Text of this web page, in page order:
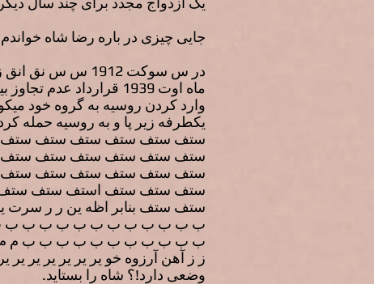
جایی چیزی در باره رضا شاه
ماه اوت 1939 قرارداد
یکطرفه زیر پا و به روسیه
ستف ستف ستف ستف ستف
ستف ستف ستف ستف ستف
ستف ستف ستف ستف ستف
ستف ستف ستف استف ستف
ستف ستف بنابر اظه ین ر ر
ب ب ب ب ب ب ب ب ب ب ب
ب ب ب ب ب ب ب ب ب ب ب م م م م
ز ز آهن آرزوه خو یر یر یر یر یر
وضعی دارد!؟ شاه را بستاید.